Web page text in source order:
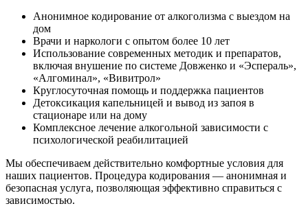
Анонимное кодирование от алкоголизма с выездом на
дом
Врачи и наркологи с опытом более 10 лет
Использование современных методик и препаратов,
включая внушение по системе Довженко и «Эспераль»,
«Алгоминал», «Вивитрол»
Круглосуточная помощь и поддержка пациентов
Детоксикация капельницей и вывод из запоя в
стационаре или на дому
Комплексное лечение алкогольной зависимости с
психологической реабилитацией
Мы обеспечиваем действительно комфортные условия для
наших пациентов. Процедура кодирования — анонимная и
безопасная услуга, позволяющая эффективно справиться с
зависимостью.